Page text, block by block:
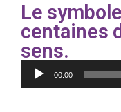
Le
centaines
sens.
Lecteur
audio00:00